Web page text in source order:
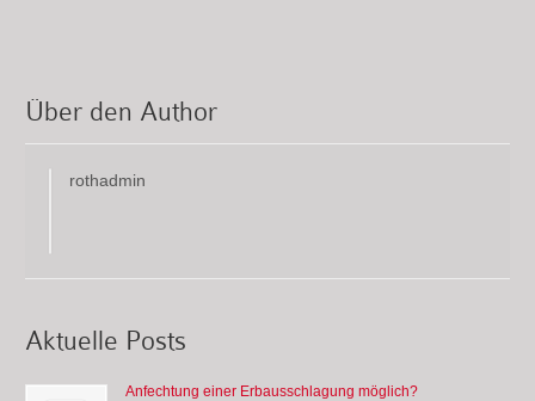
Über den Author
rothadmin
Aktuelle Posts
Anfechtung einer Erbausschlagung möglich?